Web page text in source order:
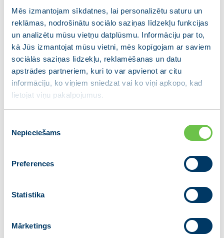
Mēs izmantojam sīkdatnes, lai personalizētu saturu un
reklāmas, nodrošinātu sociālo saziņas līdzekļu funkcijas
un analizētu mūsu vietņu datplūsmu. Informāciju par to,
kā Jūs izmantojat mūsu vietni, mēs kopīgojam ar saviem
sociālās saziņas līdzekļu, reklamēšanas un datu
apstrādes partneriem, kuri to var apvienot ar citu
informāciju, ko viņiem sniedzat vai ko viņi apkopo, kad
lietojat viņu pakalpojumus.
izvēle
Nepieciešams
Preferences
Statistika
Mārketings
Siguldas novads
Smiltenes novads
Talsu novads
Tukuma novads
Valmieras novads
Eiropas Parlamentā
Eiropas Komisijā